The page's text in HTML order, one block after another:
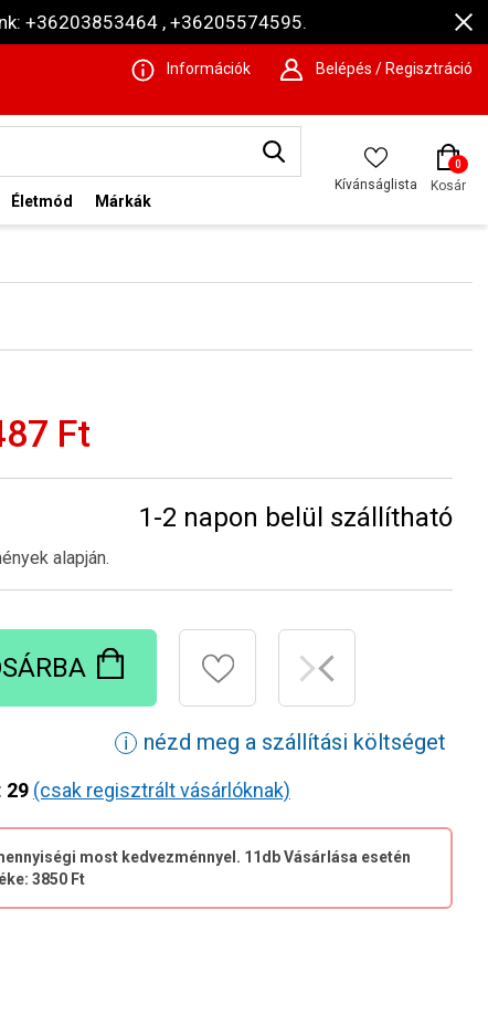
+36203853464 , +36205574595.
Információk Belépés / Regisztráció
Életmód Márkák
Kívánságlista
0
Kosár
Ft
1-2 napon belül szállítható
alapján.
ℹ nézd meg a szállítási költséget
29 (csak regisztrált vásárlóknak)
most kedvezménnyel. 11db Vásárlása esetén
3850 Ft